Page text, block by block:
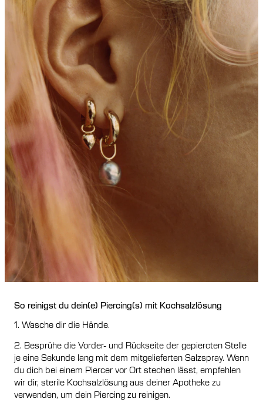
So reinigst du dein(e) Piercing(s) mit Kochsalzlösung
1. Wasche dir die Hände.
2. Besprühe die Vorder- und Rückseite der gepiercten Stelle
je eine Sekunde lang mit dem mitgelieferten Salzspray. Wenn
du dich bei einem Piercer vor Ort stechen lässt, empfehlen
wir dir, sterile Kochsalzlösung aus deiner Apotheke zu
verwenden, um dein Piercing zu reinigen.